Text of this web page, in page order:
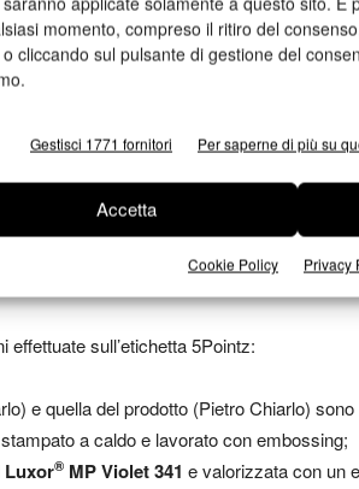
momento, compreso il ritiro del
o cliccando sul pulsante di gestione del
Gestisci 1771 fornitori Per saperne di più su
Accetta
Cookie Policy Privacy
uno spumante prodotto con il metodo
rivolge a un consumatore più giovane in
semplici e uniche, un’etichetta innovativa e
spiegaJana Kokrhanek,
è stato realizzato anche un tubo per
il packaging anticipa e racconta la storia
a freddo».
sull’etichetta 5Pointz:
e quella del prodotto (Pietro Chiarlo)
stampato a caldo e lavorato con embossing;
Luxor® MP Violet 341 e valorizzata con un